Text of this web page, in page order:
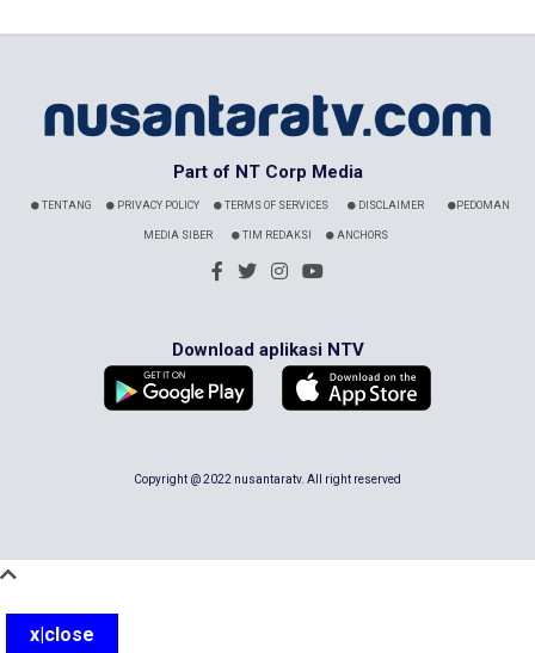
Part of NT Corp Media
TENTANG PRIVACY POLICY TERMS OF SERVICES DISCLAIMER PEDOMAN
MEDIA SIBER TIM REDAKSI ANCHORS
Download aplikasi NTV
Copyright @ 2022 nusantaratv. All right reserved
x|close